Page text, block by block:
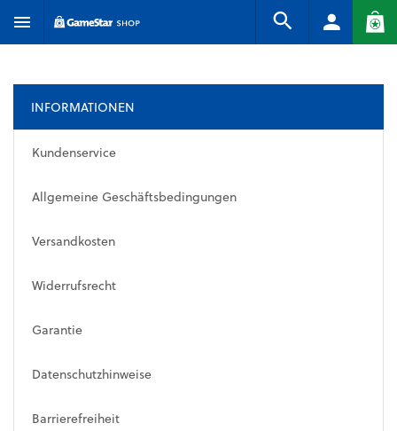
INFORMATIONEN
Kundenservice
Allgemeine Geschäftsbedingungen
Versandkosten
Widerrufsrecht
Garantie
Datenschutzhinweise
Barrierefreiheit